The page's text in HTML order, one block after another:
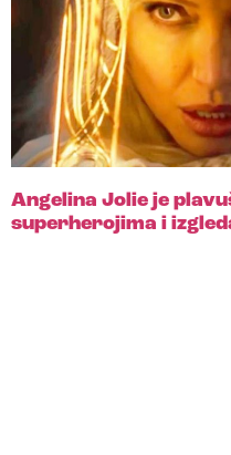
Angelina Jolie je
superherojima i